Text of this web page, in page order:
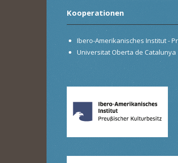
Kooperationen
Ibero-Amerikanisches Institut -
Universitat Oberta de Catalunya